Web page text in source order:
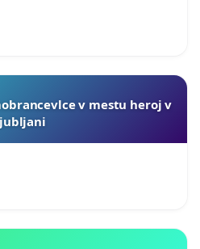
v mestu heroj v